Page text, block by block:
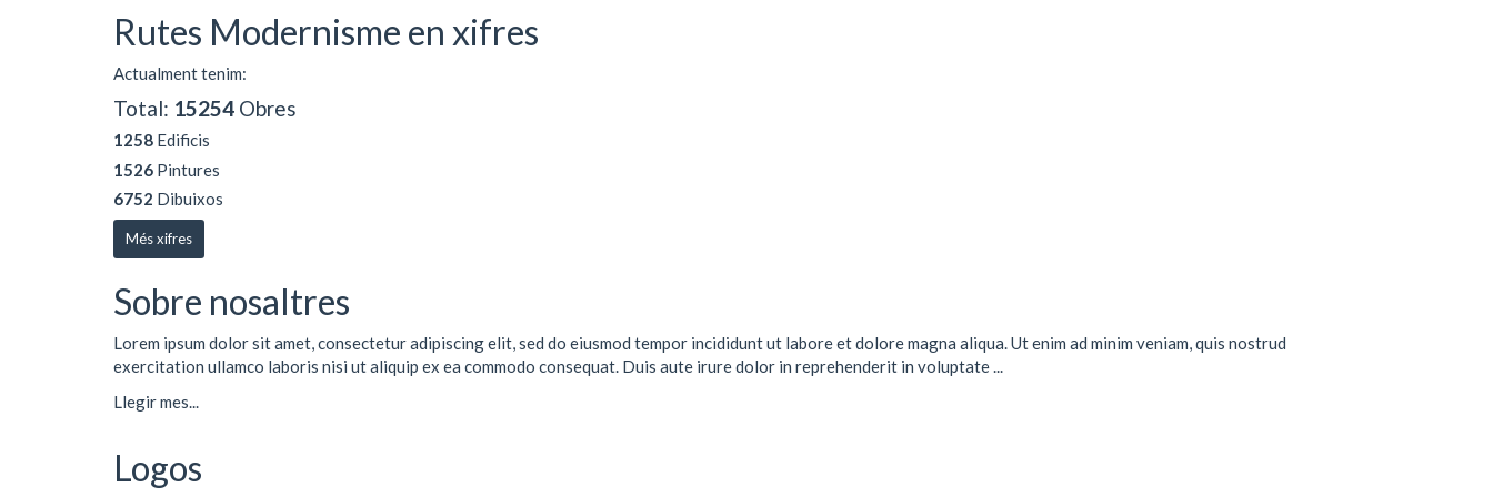
Rutes Modernisme en xifres
Actualment tenim:
Total: 15254 Obres
1258 Edificis
1526 Pintures
6752 Dibuixos
Més xifres
Sobre nosaltres
Lorem ipsum dolor sit amet, consectetur adipiscing elit, sed do eiusmod tempor incididunt ut labore et dolore magna aliqua. Ut enim ad minim veniam, quis nostrud
exercitation ullamco laboris nisi ut aliquip ex ea commodo consequat. Duis aute irure dolor in reprehenderit in voluptate ...
Llegir mes...
Logos